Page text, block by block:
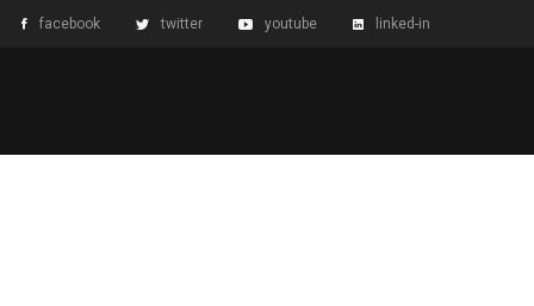
facebook twitter youtube linked-in